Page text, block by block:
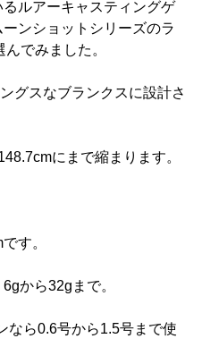
ルアーキャスティングゲ
ンショットシリーズのラ
でみました。
グスなブランクスに設計さ
にまで縮まります。
す。
から32gまで。
なら0.6号から1.5号まで使